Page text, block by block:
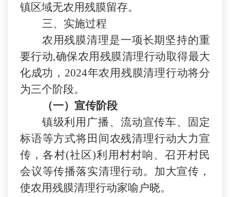
镇区域无农用残膜留存。
三、实施过程
农用残膜清理是一项长期坚持的重
要行动,确保农用残膜清理行动取得最大
化成功，2024年农用残膜清理行动将分
为三个阶段。
（一） 宣传阶段
镇级利用广播、流动宣传车、固定
标语等方式将田间农残清理行动大力宣
传，各村(社区)利用村村响、召开村民
会议等传播落实清理行动。加大宣传，
使农用残膜清理行动家喻户晓。